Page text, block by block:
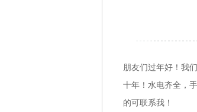
朋友们过年好！我
十年！水电齐全，
的可联系我！